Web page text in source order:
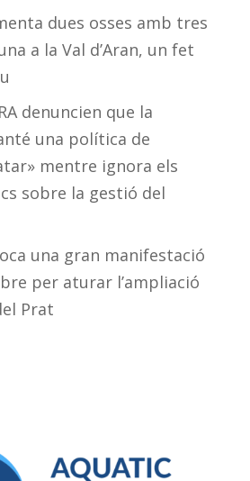
dues osses amb tres
a la Val d’Aran, un fet
denuncien que la
una política de
mentre ignora els
sobre la gestió del
una gran manifestació
per aturar l’ampliació
Prat